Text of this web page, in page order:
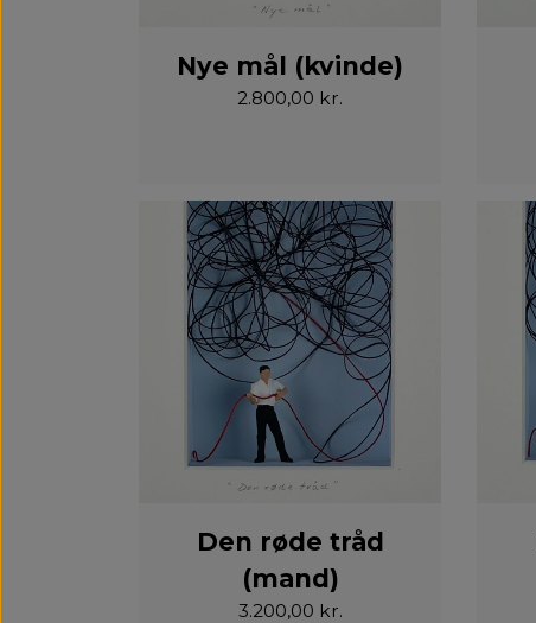
Nye mål (kvinde)
2.800,00 kr.
Den røde tråd
(mand)
3.200,00 kr.